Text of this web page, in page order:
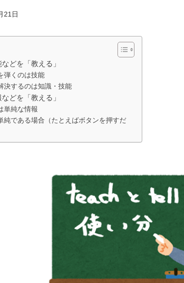
21日
どを「教える」
弾くのは技能
決するのは知識・技能
どを「教える」
単純な情報
純である場合（たとえばボタンを押すだ